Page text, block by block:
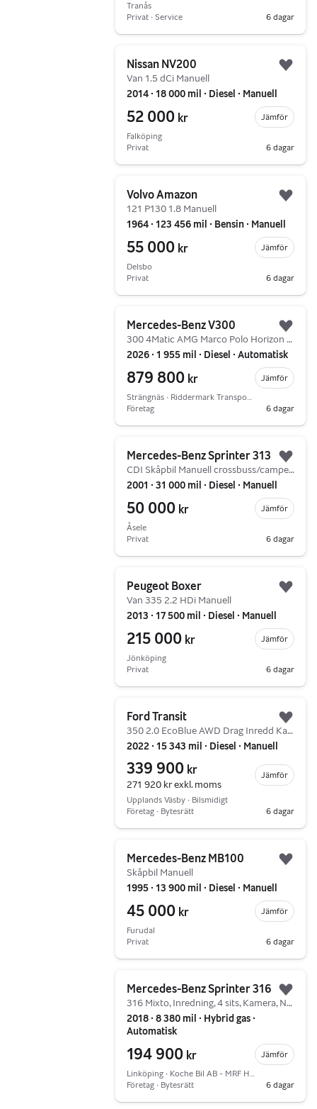
Tranås
Privat ∙ Service
6 dagar
Nissan NV200
Van 1.5 dCi Manuell
2014 ∙ 18 000 mil ∙ Diesel ∙ Manuell
52 000 kr
Jämför
Falköping
Privat
6 dagar
Volvo Amazon
121 P130 1.8 Manuell
1964 ∙ 123 456 mil ∙ Bensin ∙ Manuell
55 000 kr
Jämför
Delsbo
Privat
6 dagar
Mercedes-Benz V300
300 4Matic AMG Marco Polo Horizon Pop-Up
2026 ∙ 1 955 mil ∙ Diesel ∙ Automatisk
879 800 kr
Jämför
Strängnäs ∙ Riddermark Transportbilar
Företag
6 dagar
Mercedes-Benz Sprinter 313
CDI Skåpbil Manuell crossbuss/campervan
2001 ∙ 31 000 mil ∙ Diesel ∙ Manuell
50 000 kr
Jämför
Åsele
Privat
6 dagar
Peugeot Boxer
Van 335 2.2 HDi Manuell
2013 ∙ 17 500 mil ∙ Diesel ∙ Manuell
215 000 kr
Jämför
Jönköping
Privat
6 dagar
Ford Transit
350 2.0 EcoBlue AWD Drag Inredd Kamera Elsäte MOMS
2022 ∙ 15 343 mil ∙ Diesel ∙ Manuell
339 900 kr
271 920 krexkl. moms
Jämför
Upplands Väsby ∙ Bilsmidigt
Företag ∙ Bytesrätt
6 dagar
Mercedes-Benz MB100
Skåpbil Manuell
1995 ∙ 13 900 mil ∙ Diesel ∙ Manuell
45 000 kr
Jämför
Furudal
Privat
6 dagar
Mercedes-Benz Sprinter 316
316 Mixto, Inredning, 4 sits, Kamera, Navi, S&V-hjul
2018 ∙ 8 380 mil ∙ Hybrid gas ∙
Automatisk
194 900 kr
Jämför
Linköping ∙ Koche Bil AB - MRF Handlare
Företag ∙ Bytesrätt
6 dagar